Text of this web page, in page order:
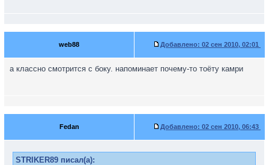
web88 Добавлено: 02 сен 2010, 02:01
а классно смотрится с боку. напоминает почему-то тоёту камри
Fedan Добавлено: 02 сен 2010, 06:43
STRIKER89 писал(а):